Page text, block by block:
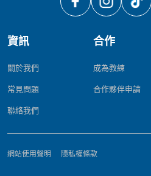
資訊
關於我們
常見問題
聯絡我們
合作
成為教練
合作夥伴申請
網站使用聲明 隱私權條款